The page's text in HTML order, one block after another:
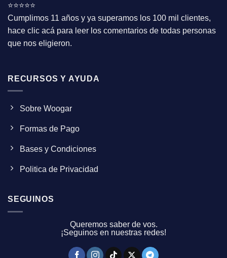
⭐⭐⭐⭐⭐
Cumplimos 11 años y ya superamos los 100 mil clientes,
hace clic acá para leer los comentarios de todas personas
que nos eligieron.
RECURSOS Y AYUDA
Sobre Woogar
Formas de Pago
Bases y Condiciones
Politica de Privacidad
SEGUINOS
Queremos saber de vos.
¡Seguinos en nuestras redes!